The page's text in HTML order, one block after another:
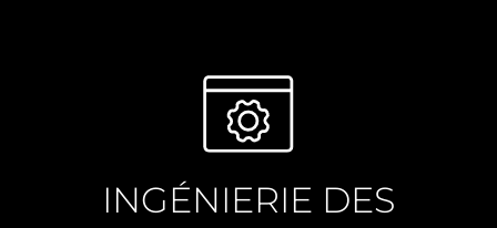
INGÉNIERIE DES